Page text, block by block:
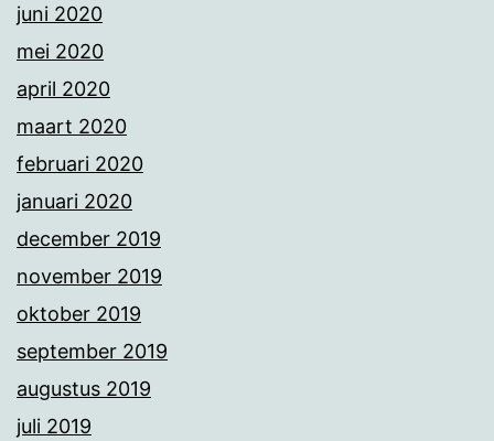
juni 2020
mei 2020
april 2020
maart 2020
februari 2020
januari 2020
december 2019
november 2019
oktober 2019
september 2019
augustus 2019
juli 2019